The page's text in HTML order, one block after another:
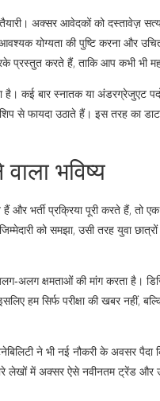
तैयारी। अक्सर आवेदकों को दस्तावेज़
योग्यता की पुष्टि करना और उचित
प्रस्तुत करते हैं, ताकि आप कभी भी
है। कई बार स्नातक या
से फायदा उठाते हैं। इस तरह का
भविष्य
हैं और भर्ती प्रक्रिया पूरी करते हैं,
को समझा, उसी तरह युवा छात्रों
क्षमताओं की मांग करता है।
हम सिर्फ परीक्षा की खबर नहीं,
ने भी नई नौकरी के अवसर पैदा
लेखों में अक्सर ऐसे नवीनतम ट्रेंड और